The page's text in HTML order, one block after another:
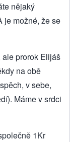
nějaký
je možné, že se
ale prorok Elijáš
na obě
v sebe,
Máme v srdci
1Kr